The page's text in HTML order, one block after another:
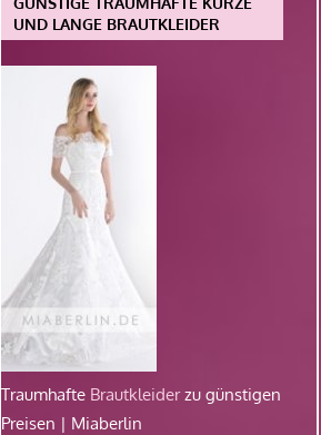
UND LANGE BRAUTKLEIDER
Traumhafte Brautkleiderzu günstigen
Preisen | Miaberlin